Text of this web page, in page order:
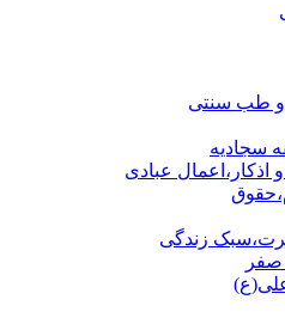
و طب سنتی
سجادیه
اذکار،اعمال عبادی
زندگی
صفر